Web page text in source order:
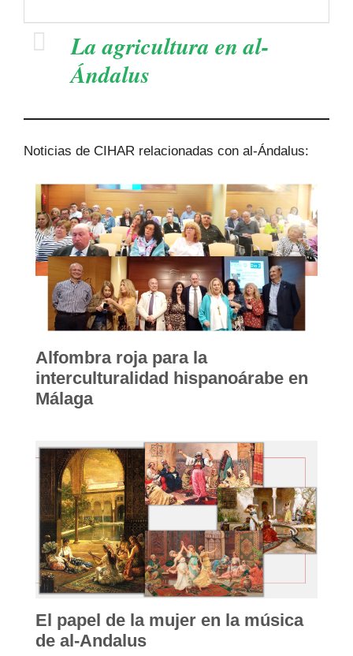
La agricultura en al-
Ándalus
Noticias de CIHAR relacionadas con al-Ándalus:
Alfombra roja para la
interculturalidad hispanoárabe en
Málaga
El papel de la mujer en la música
de al-Andalus